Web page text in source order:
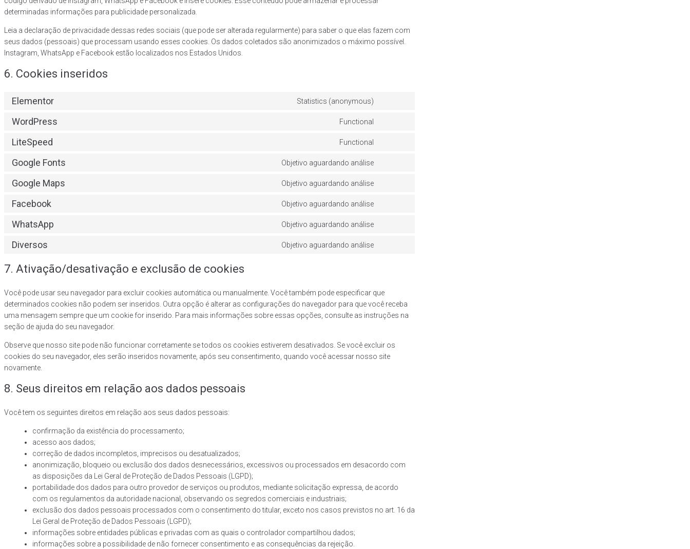
determinadas informações para publicidade personalizada.
Leia a declaração de privacidade dessas redes sociais (que pode ser alterada regularmente) para saber o que elas fazem com
seus dados (pessoais) que processam usando esses cookies. Os dados coletados são anonimizados o máximo possível.
Instagram, WhatsApp e Facebook estão localizados nos Estados Unidos.
6. Cookies inseridos
Elementor Statistics (anonymous)
WordPress Functional
LiteSpeed Functional
Google Fonts Objetivo aguardando análise
Google Maps Objetivo aguardando análise
Facebook Objetivo aguardando análise
WhatsApp Objetivo aguardando análise
Diversos Objetivo aguardando análise
7. Ativação/desativação e exclusão de cookies
Você pode usar seu navegador para excluir cookies automática ou manualmente. Você também pode especificar que
determinados cookies não podem ser inseridos. Outra opção é alterar as configurações do navegador para que você receba
uma mensagem sempre que um cookie for inserido. Para mais informações sobre essas opções, consulte as instruções na
seção de ajuda do seu navegador.
Observe que nosso site pode não funcionar corretamente se todos os cookies estiverem desativados. Se você excluir os
cookies do seu navegador, eles serão inseridos novamente, após seu consentimento, quando você acessar nosso site
novamente.
8. Seus direitos em relação aos dados pessoais
Você tem os seguintes direitos em relação aos seus dados pessoais:
confirmação da existência do processamento;
acesso aos dados;
correção de dados incompletos, imprecisos ou desatualizados;
anonimização, bloqueio ou exclusão dos dados desnecessários, excessivos ou processados em desacordo com
as disposições da Lei Geral de Proteção de Dados Pessoais (LGPD);
portabilidade dos dados para outro provedor de serviços ou produtos, mediante solicitação expressa, de acordo
com os regulamentos da autoridade nacional, observando os segredos comerciais e industriais;
exclusão dos dados pessoais processados com o consentimento do titular, exceto nos casos previstos no art. 16 da
Lei Geral de Proteção de Dados Pessoais (LGPD);
informações sobre entidades públicas e privadas com as quais o controlador compartilhou dados;
informações sobre a possibilidade de não fornecer consentimento e as consequências da rejeição.